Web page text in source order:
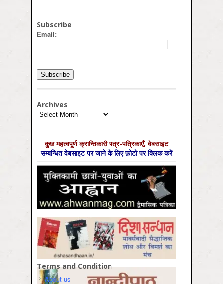
Subscribe
Email:
Archives
Archives
कुछ महत्‍वपूर्ण क्रान्तिकारी पत्र-पत्रिकाएँ, वेबसाइट
सम्‍बन्धित वेबसाइट पर जाने के लिए फ़ोटो पर क्लिक करें
Terms and Condition
About us